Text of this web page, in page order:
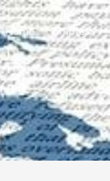
Home Empresa